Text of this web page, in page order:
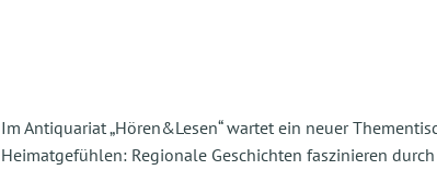
Im Antiquariat „Hören&Lesen“ wartet ein neuer
Heimatgefühlen: Regionale Geschichten faszinieren